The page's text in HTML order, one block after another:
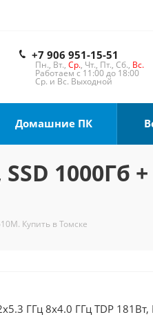
+7 906 951-15-51
Пн., Вт., Ср., Чт., Пт., Сб., Вс.
Работаем с 11:00 до 18:00
Ср. и Вс. Выходной
Домашние ПК
1000Гб
Купить в Томске
ГГц 8x4.0 ГГц TDP